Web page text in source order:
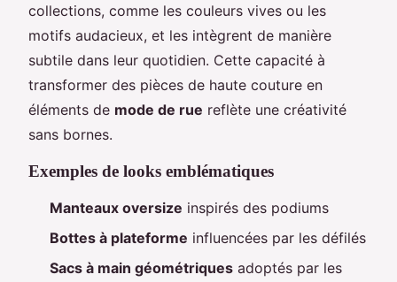
collections, comme les couleurs vives ou les
motifs audacieux, et les intègrent de manière
subtile dans leur quotidien. Cette capacité à
transformer des pièces de haute couture en
éléments de mode de rue reflète une créativité
sans bornes.
Exemples de looks emblématiques
Manteaux oversize inspirés des podiums
Bottes à plateforme influencées par les défilés
Sacs à main géométriques adoptés par les